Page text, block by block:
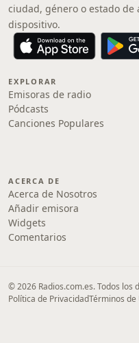
ciudad, género o estado
dispositivo.
EXPLORAR
Emisoras de radio
Pódcasts
Canciones Populares
ACERCA DE
Acerca de Nosotros
Añadir emisora
Widgets
Comentarios
© 2026 Radios.com.es. Todos los
Política de PrivacidadTérminos de